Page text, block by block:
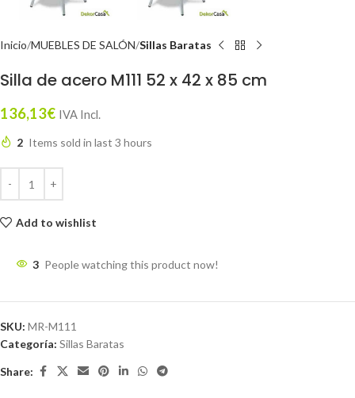
Inicio MUEBLES DE SALÓN Sillas Baratas
Silla de acero M111 52 x 42 x 85 cm
136,13€ IVA Incl.
2 Items sold in last 3 hours
Add to wishlist
3 People watching this product now!
SKU: MR-M111
Categoría: Sillas Baratas
Share: